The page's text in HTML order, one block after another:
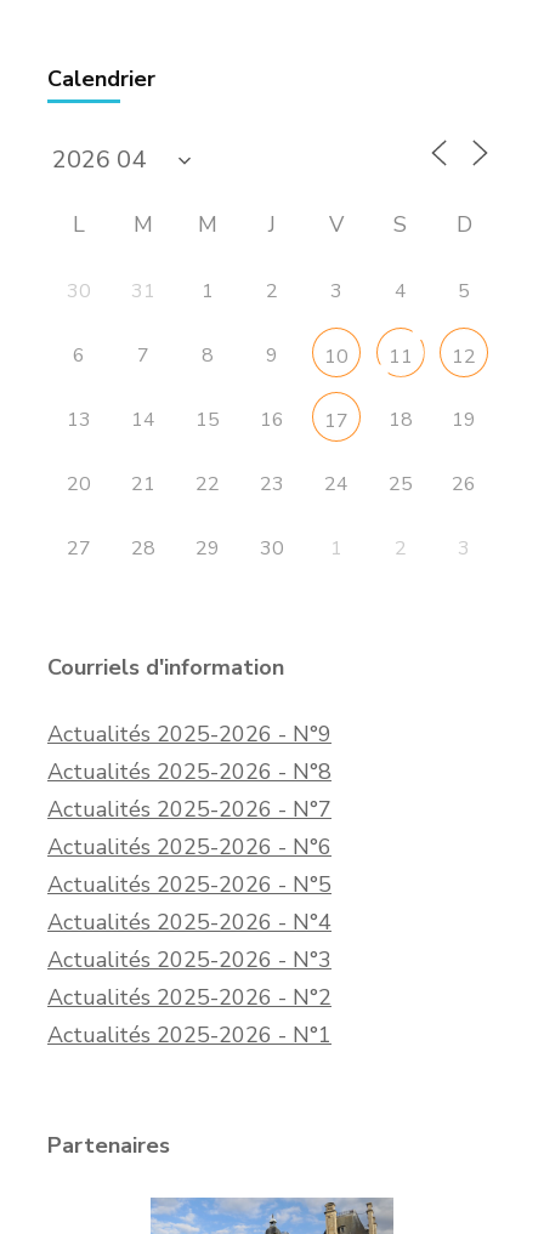
Calendrier
L M M J V S D
30 31 1 2 3 4 5
6 7 8 9 10 11 12
13 14 15 16 17 18 19
20 21 22 23 24 25 26
27 28 29 30 1 2 3
Courriels d'information
Actualités 2025-2026 - N°9
Actualités 2025-2026 - N°8
Actualités 2025-2026 - N°7
Actualités 2025-2026 - N°6
Actualités 2025-2026 - N°5
Actualités 2025-2026 - N°4
Actualités 2025-2026 - N°3
Actualités 2025-2026 - N°2
Actualités 2025-2026 - N°1
Partenaires